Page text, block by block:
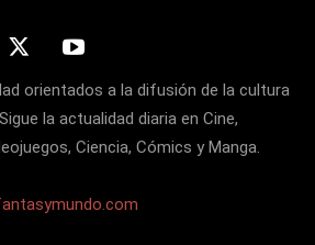
orientados a la difusión de la cultura
la actualidad diaria en Cine,
Ciencia, Cómics y Manga.